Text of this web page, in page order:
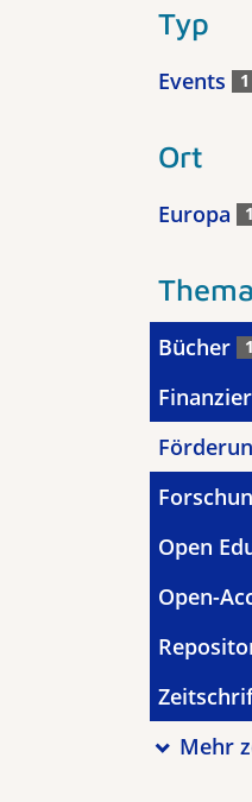
Typ
Events 1
Ort
Europa 1
Thema
Bücher 1
Open
Open-
Mehr